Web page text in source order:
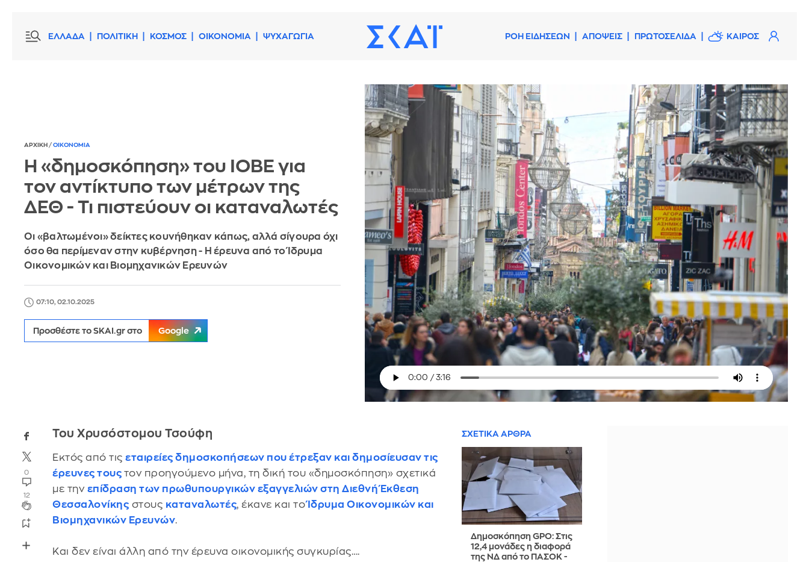
ΕΛΛΑΔΑ ΠΟΛΙΤΙΚΗ ΚΟΣΜΟΣ ΟΙΚΟΝΟΜΙΑ ΨΥΧΑΓΩΓΙΑ ΡΟΗ ΕΙΔΗΣΕΩΝ ΑΠΟΨΕΙΣ ΠΡΩΤΟΣΕΛΙΔΑ ΚΑΙΡΟΣ
ΑΡΧΙΚΗ / ΟΙΚΟΝΟΜΙΑ
Η «δημοσκόπηση» του ΙΟΒΕ για
τον αντίκτυπο των μέτρων της
ΔΕΘ - Τι πιστεύουν οι καταναλωτές
Οι «βαλτωμένοι» δείκτες κουνήθηκαν κάπως, αλλά σίγουρα όχι
όσο θα περίμεναν στην κυβέρνηση - Η έρευνα από το Ίδρυμα
Οικονομικών και Βιομηχανικών Ερευνών
07:10, 02.10.2025
Προσθέστε το SKAI.gr στο Google
0
12
Του Χρυσόστομου Τσούφη
Εκτός από τιςεταιρείες δημοσκοπήσεων που έτρεξαν και δημοσίευσαν τις
έρευνες τους τον προηγούμενο μήνα, τη δική του «δημοσκόπηση» σχετικά
με την επίδραση των πρωθυπουργικών εξαγγελιών στη Διεθνή Έκθεση
Θεσσαλονίκης στους καταναλωτές, έκανε και τοΊδρυμα Οικονομικών και
Βιομηχανικών Ερευνών.
Και δεν είναι άλλη από την έρευνα οικονομικής συγκυρίας….
ΣΧΕΤΙΚΑ ΑΡΘΡΑ
Δημοσκόπηση GPO: Στις
12,4 μονάδες η διαφορά
της ΝΔ από το ΠΑΣΟΚ -